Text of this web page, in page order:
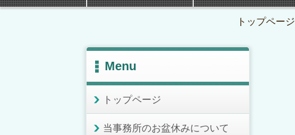
トップページ
Menu
トップページ
当事務所のお盆休みについて